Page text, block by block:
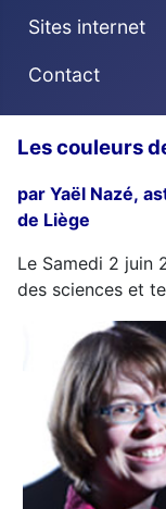
Sites internet
Contact
Les couleurs
par Yaël Nazé,
de Liège
Le Samedi 2 juin
des sciences et